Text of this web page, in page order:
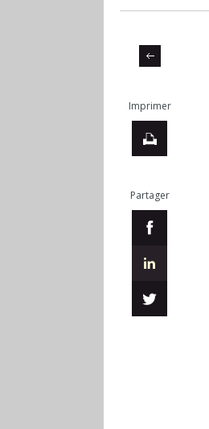
Imprimer
Partager